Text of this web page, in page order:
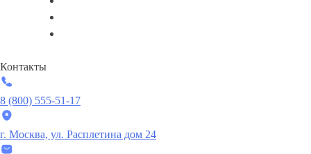
Контакты
8 (800) 555-51-17
г. Москва, ул. Расплетина дом 24